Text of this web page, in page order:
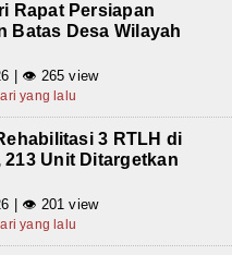
Rapat Persiapan
Batas Desa Wilayah
| 👁 265 view
yang lalu
3 RTLH di
213 Unit Ditargetkan
| 👁 201 view
yang lalu